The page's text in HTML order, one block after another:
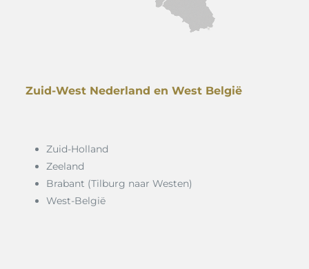
Zuid-West Nederland en West België
Zuid-Holland
Zeeland
Brabant (Tilburg naar Westen)
West-België